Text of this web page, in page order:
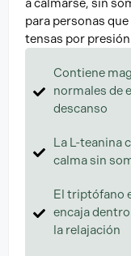
a calmarse, sin
para personas
tensas por
Contiene
normales de
descanso
La L-teanina
calma sin
El triptófano
encaja
la relajación